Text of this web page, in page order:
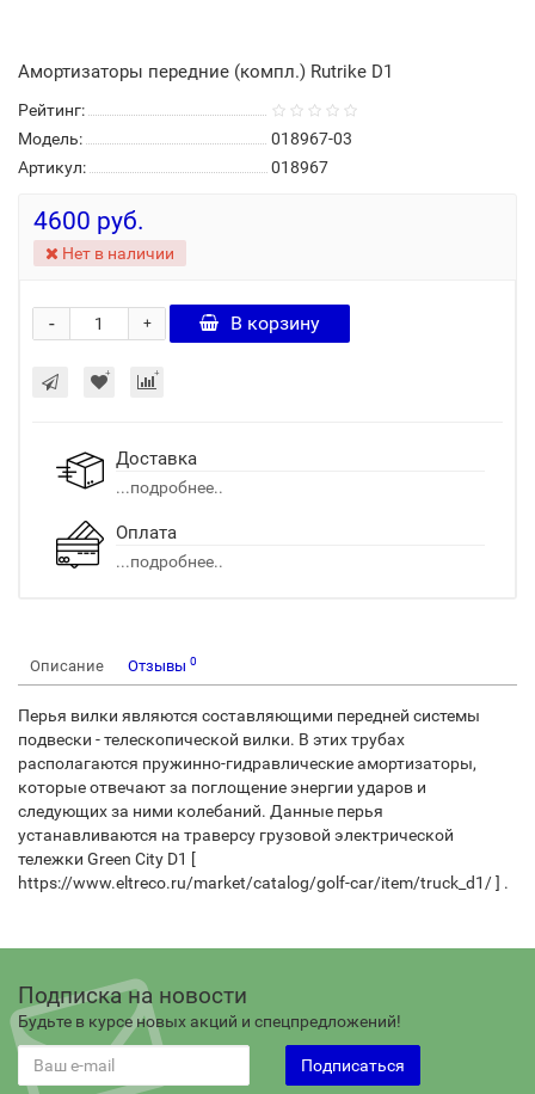
Амортизаторы передние (компл.) Rutrike D1
Рейтинг:
Модель:
018967-03
Артикул:
018967
4600 руб.
Нет в наличии
+
- В корзину
Доставка
...подробнее..
Оплата
...подробнее..
Описание Отзывы 0
Перья вилки являются составляющими передней системы
подвески - телескопической вилки. В этих трубах
располагаются пружинно-гидравлические амортизаторы,
которые отвечают за поглощение энергии ударов и
следующих за ними колебаний. Данные перья
устанавливаются на траверсу грузовой электрической
тележки Green City D1 [
https://www.eltreco.ru/market/catalog/golf-car/item/truck_d1/ ] .
Подписка на новости
Будьте в курсе новых акций и спецпредложений!
Подписаться